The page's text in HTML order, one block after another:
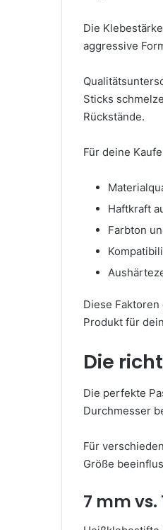
Die
aggressive
Sticks
Rückstände.
Für deine
Haftkraft
Farbton
Diese
Produkt für
Die
Die perfekte
Durchmesser
Für
Größe
7 mm vs.